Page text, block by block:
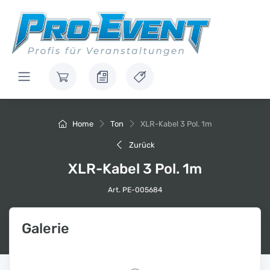
Home Ton XLR-Kabel 3 Pol. 1m
Zurück
XLR-Kabel 3 Pol. 1m
Art. PE-005684
Galerie